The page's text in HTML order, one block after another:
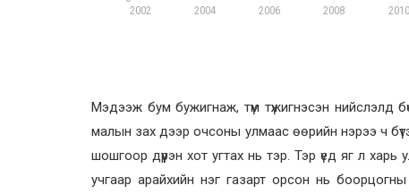
Мэдээж бум бужигнаж, түм түжигнэсэн нийслэлд
малын зах дээр очсоны улмаас өөрийн нэрээ ч
шошгоор дүүрэн хот угтах нь тэр. Тэр үед яг л
учгаар арайхийн нэг газарт орсон нь